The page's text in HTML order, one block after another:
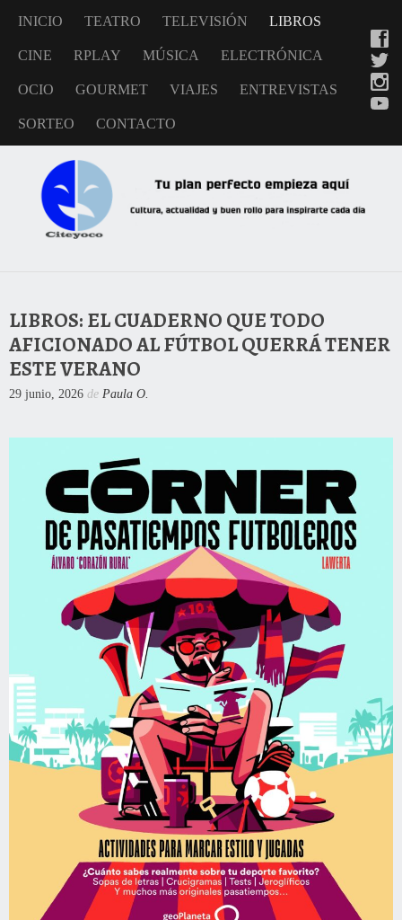
INICIO TEATRO TELEVISIÓN LIBROS
CINE RPLAY MÚSICA ELECTRÓNICA
OCIO GOURMET VIAJES ENTREVISTAS
SORTEO CONTACTO
LIBROS: EL CUADERNO QUE TODO
AFICIONADO AL FÚTBOL QUERRÁ TENER
ESTE VERANO
29 junio, 2026 de Paula O.